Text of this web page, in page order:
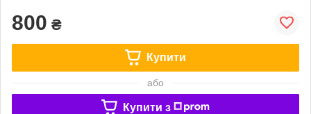
800 ₴
Купити
або
Купити з